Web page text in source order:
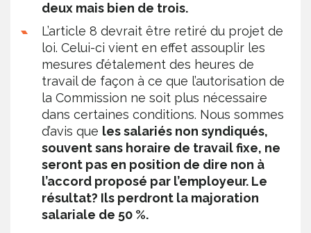
deux mais bien de trois.
L’article 8 devrait être retiré du projet de
loi. Celui-ci vient en effet assouplir les
mesures d’étalement des heures de
travail de façon à ce que l’autorisation de
la Commission ne soit plus nécessaire
dans certaines conditions. Nous sommes
d’avis que les salariés non syndiqués,
souvent sans horaire de travail fixe, ne
seront pas en position de dire non à
l’accord proposé par l’employeur. Le
résultat? Ils perdront la majoration
salariale de 50 %.